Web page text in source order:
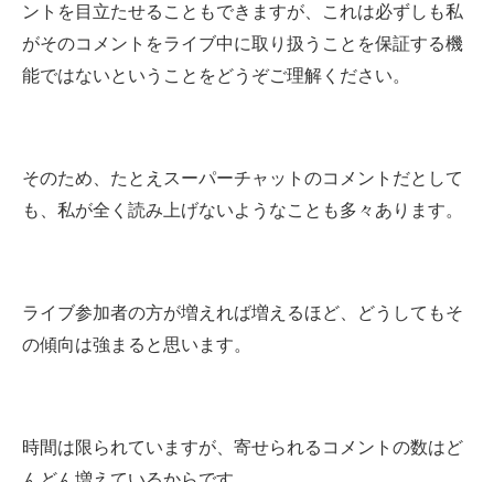
ントを目立たせることもできますが、これは必ずしも私
がそのコメントをライブ中に取り扱うことを保証する機
能ではないということをどうぞご理解ください。
そのため、たとえスーパーチャットのコメントだとして
も、私が全く読み上げないようなことも多々あります。
ライブ参加者の方が増えれば増えるほど、どうしてもそ
の傾向は強まると思います。
時間は限られていますが、寄せられるコメントの数はど